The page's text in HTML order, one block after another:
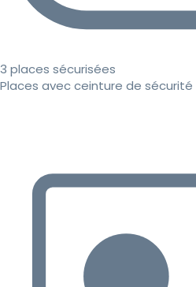
3 places sécurisées
Places avec ceinture de sécurité